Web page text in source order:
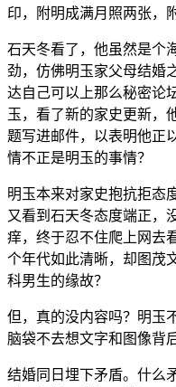
印，附明成满月照两张，
石天冬看了，他虽然是个
劲，仿佛明玉家父母结婚
达自己可以上那么秘密论
玉，看了新的家史更新，
题写进邮件，以表明他正
情不正是明玉的事情？
明玉本来对家史抱抗拒态
又看到石天冬态度端正，
痒，终于忍不住爬上网去
个年代如此清晰，却图茂
科男生的缘故？
但，真的没内容吗？明玉
脑袋不去想文字和图像背
结婚同日埋下矛盾。什么